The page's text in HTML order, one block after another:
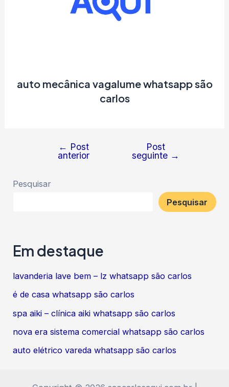
auto mecânica vagalume whatsapp são
carlos
Navegação
Post
← Post
anterior
Post
seguinte →
Pesquisar
Pesquisar
Em destaque
lavanderia lave bem – lz whatsapp são carlos
é de casa whatsapp são carlos
spa aiki – clínica aiki whatsapp são carlos
nova era sistema comercial whatsapp são carlos
auto elétrico vareda whatsapp são carlos